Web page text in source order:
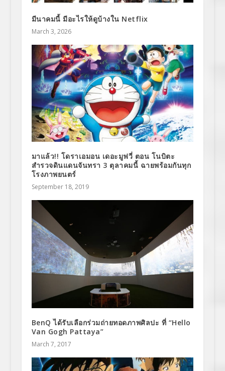
มีนาคมนี้ มีอะไรให้ดูบ้างใน Netflix
March 3, 2026
มาแล้ว!! โดราเอมอน เดอะมูฟวี่ ตอน โนบิตะ
สำรวจดินแดนจันทรา 3 ตุลาคมนี้ ฉายพร้อมกันทุก
โรงภาพยนตร์
September 18, 2019
BenQ ได้รับเลือกร่วมถ่ายทอดภาพศิลปะ ที่ “Hello
Van Gogh Pattaya”
March 7, 2017